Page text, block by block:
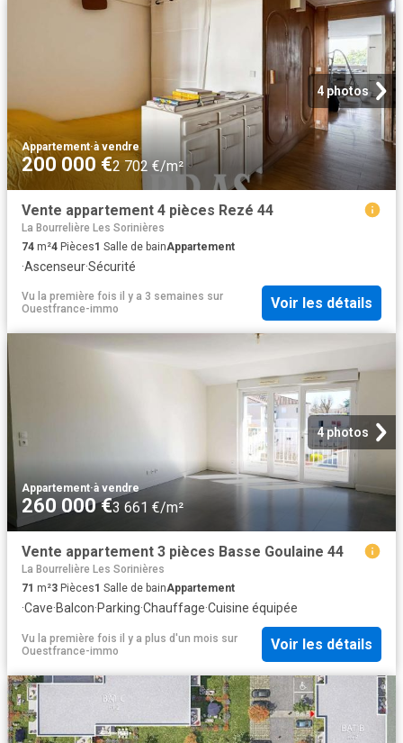
4 photos
Appartement·à vendre
200 000 €2 702 €/m²
Vente appartement 4 pièces Rezé 44
La Bourrelière Les Sorinières
74 m²4 Pièces1 Salle de bainAppartement
·Ascenseur·Sécurité
Vu la première fois il y a 3 semaines sur
Ouestfrance-immo
Voir les détails
4 photos
Appartement·à vendre
260 000 €3 661 €/m²
Vente appartement 3 pièces Basse Goulaine 44
La Bourrelière Les Sorinières
71 m²3 Pièces1 Salle de bainAppartement
·Cave·Balcon·Parking·Chauffage·Cuisine équipée
Vu la première fois il y a plus d'un mois sur
Ouestfrance-immo
Voir les détails